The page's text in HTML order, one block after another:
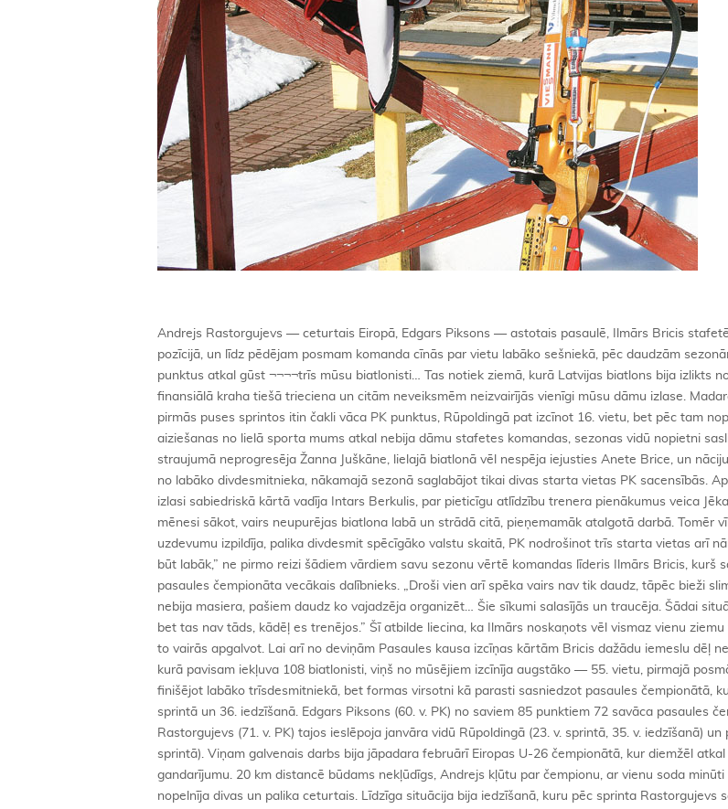
Andrejs Rastorgujevs — ceturtais Eiropā, Edgars Piksons — astotais pasaulē, Ilmārs Bricis stafetē Latviju paceļ ceturtajā pozīcijā, un līdz pēdējam posmam komanda cīnās par vietu labāko sešniekā, pēc daudzām sezonām Pasaules kausa izcīņas punktus atkal gūst ¬¬¬¬trīs mūsu biatlonisti… Tas notiek ziemā, kurā Latvijas biatlons bija izlikts nosalšanai bada nāvē. No finansiālā kraha tiešā trieciena un citām neveiksmēm neizvairījās vienīgi mūsu dāmu izlase. Madara Līduma gan sezonas pirmās puses sprintos itin čakli vāca PK punktus, Rūpoldingā pat izcīnot 16. vietu, bet pēc tam noplaka. Pēc Līgas Glāzeres aiziešanas no lielā sporta mums atkal nebija dāmu stafetes komandas, sezonas vidū nopietni saslima Gerda Krūmiņa, cerētā straujumā neprogresēja Žanna Juškāne, lielajā biatlonā vēl nespēja iejusties Anete Brice, un nāciju vērtējumā Latvija izkrita no labāko divdesmitnieka, nākamajā sezonā saglabājot tikai divas starta vietas PK sacensībās. Apvienoto dāmu un kungu izlasi sabiedriskā kārtā vadīja Intars Berkulis, par pieticīgu atlīdzību trenera pienākumus veica Jēkabs Nākums, kurš, ar šo mēnesi sākot, vairs neupurējas biatlona labā un strādā citā, pieņemamāk atalgotā darbā. Tomēr vīru komanda savu uzdevumu izpildīja, palika divdesmit spēcīgāko valstu skaitā, PK nodrošinot trīs starta vietas arī nākamsezon. „Noteikti varēja būt labāk,” ne pirmo reizi šādiem vārdiem savu sezonu vērtē komandas līderis Ilmārs Bricis, kurš savos 40 gados bija pasaules čempionāta vecākais dalībnieks. „Droši vien arī spēka vairs nav tik daudz, tāpēc bieži slimoju. Nebija sava trenera, nebija masiera, pašiem daudz ko vajadzēja organizēt… Šie sīkumi salasījās un traucēja. Šādai situācijai rezultāts nav slikts, bet tas nav tāds, kādēļ es trenējos.” Šī atbilde liecina, ka Ilmārs noskaņots vēl vismaz vienu ziemu turpināt, kaut gan publiski to vairās apgalvot. Lai arī no deviņām Pasaules kausa izcīņas kārtām Bricis dažādu iemeslu dēļ nestartēja četrās, PK rangā, kurā pavisam iekļuva 108 biatlonisti, viņš no mūsējiem izcīnīja augstāko — 55. vietu, pirmajā posmā visās trijās disciplīnās finišējot labāko trīsdesmitniekā, bet formas virsotni kā parasti sasniedzot pasaules čempionātā, kur meistars izcīnīja 20. vietu sprintā un 36. iedzīšanā. Edgars Piksons (60. v. PK) no saviem 85 punktiem 72 savāca pasaules čempionātā. Andrejs Rastorgujevs (71. v. PK) tajos ieslēpoja janvāra vidū Rūpoldingā (23. v. sprintā, 35. v. iedzīšanā) un pēc tam Anholcā (20. v. sprintā). Viņam galvenais darbs bija jāpadara februārī Eiropas U-26 čempionātā, kur diemžēl atkal viena lode aiznesa pilnīgu gandarījumu. 20 km distancē būdams nekļūdīgs, Andrejs kļūtu par čempionu, ar vienu soda minūti būtu vicečempions. Viņš nopelnīja divas un palika ceturtais. Līdzīga situācija bija iedzīšanā, kuru pēc sprinta Rastorgujevs sāka no 8. pozīcijas 47 sekundes aiz līdera. 12,5 km distancē ar četrām šautuvēm alūksnietis kļūdījās piecas reizes, bet uzvarētājam zaudēja tikai minūti, izcīnot 7. vietu. Pasaules čempionātā labāko simtniekā iekļuva arī komandas debitanti Toms Praulītis un Rolands Pužulis. Šajos laikos tas nav apsmaidāms rezultāts, jo uz starta stājās vairāk nekā 120 vīri. Kā izmantot šo sekmīgi pārdzīvoto krīzi un atsevišķos sezonas spožumus, lai tie nepaliktu tikai skaistām atmiņām nākotnē? Šo jautājumu atrisināšana noteiks mūsu biatlona turpmāko nākotni, kas būtībā joprojām ir labilā pozīcijā. Strauja neveiksmīga kustība to var pagrūst arī kritienam. Turklāt jau nākamsezon sāksies atlase Soču olimpiskajām spēlēm. Olimpiskā kvalifikācija tiks veikta, ņemot vērā rezultātus tikai divos pasaules čempionātos — nākamajā un aiznākamajā. Nule kā biatlons kļuvis vēl vērtīgāks — olimpiskajās spēlēs tas papildināts ar vēl vienu disciplīnu — jaukto stafeti, un Sočos šajā sporta veidā jau izcīnīs vienpadsmit medaļu komplektus. Dainis CAUNE Foto: Dainis Caune, Sports Jānis Bērziņš, Latvijas Biatlona federācijas prezidents: Striktāki noteikumi „Nākamā PK sezona sadalīta striktos trimestros. Tas nozīmē, ka nākamās ziemas pirmajiem trim PK posmiem varam pieteikt tikai Madaru Līdumu, Ilmāru Brici, Edgaru Piksonu, Andreju Rastorgujevu un Jāni Bērziņu. Pārējiem trimestra robežās jācenšas kvalificēties IBU kausa izcīņās, kas izdarāms, vidējam labāko trijnieka rezultātam nezaudējot vairāk par 15 procentiem. Nevarēs tā kā iepriekšējā ziemā — šodien kvalificējos un rīt jau startēju Pasaules kausā. Turklāt IBU kausa izcīņā starptautiskā federācija mums daļēji apmaksā tikai triju dāmu un kungu līdzdalību. Ceturtā sportista starta izmaksas jau pilnībā jāsedz pašiem. Startiem IBU īpaši gatavosim jaunos večus — Tomu Praulīti, Rolandu Pužuli un Artūru Koļesņikovu. Biatlonā paliek arī visas šīssezonas dāmas, kurām, iespējams, pievienosies Baiba Bendika un varbūt vēl kāda. Pēc vasaras sacensību rezultātiem veidosim rangu, kas izšķirs pirmās un otrās izlases sastāvu. Plānojam daudz nopietnāku darbu ar junioriem un labākajiem jauniešiem. Katru mēnesi 12—18 dienu treniņnometnēs ar viņiem strādās Valdis Bērziņš, kuram, ceru, neatteiksies palīdzēt Jēkabs Nākums. Izlasi turpinās vadīt Intars Berkulis. Otrā trenera vieta vēl vakanta. Struktūru galīgi sakārtosim, kad būs zināmas mūsu pozīcijas Latvijas Olimpiskajā vienībā.” Intars Berkulis, Latvijas izlases galvenais treneris: Nepieciešama profesionālāka pieeja „Pierādījām, ka vajadzīga neliela veiksme, un darbs dod rezultātus. Tiesa, tie sasniegti uz iepriekšējo gadu bāzes ar minimālu ieguldījumu. Bet aizvadīto sezonu sākām ar mīnus 10 000 latu. Nākamo — jau ar plusiem. Būs cita, labāka, situācija. Kopumā nepieciešama daudz profesionālāka pieeja. Būtiski daudz kvalitatīvāk strādāt ar jauniešiem un junioriem. Citādi nogrimsim.” Kas jādara, lai aizvadītās sezonas veiksmes un arī neveiksmes izmantotu biatlona spožākas nākotnes veidošanai? To vaicājām mūsu lieliskā četrinieka vīriem, kam visiem ir augstākā izglītība sporta pedagoģijā, Ilmāram Bricim pat maģistra grāds. Jēkabs Nākums: Jāveido iekšējā konkurence „Aizvadītajā sezonā ļāvām katram savā telpā patrenēties un tikt galā ar sevi. Situācija bija tāda, ka šāda attieksme noderēja, bet, ja tā turpināsies, sāksies regress. Tagad jāveido iekšējā konkurence, lai viens no otra var mācīties, lai notiek pilnveidošanās. Mēs savulaik arī berzāmies cits gar citu, bija pat konflikti, bet Urbanovičs spēja tos atrisināt, un kopējais līmenis auga. Pat treniņos mums bija vēlme citam citu uzvarēt. Šī noskaņa katru cēla uz augšu.” Gundars Upenieks: Ilmārs darbojas kā spēlējošais treneris „Jābūt mērķim. Mazākais — Soču olimpiskajās spēlēs startē nevis daži biatlonisti, bet komanda. Ilmārs vēl turpina trenēties un darbojas kā spēlējošais treneris. Komandā ir līderis, kam līdzināties un no kā mācīties. Edgars un Andrejs ir vīri, kas sevi jau apliecinājuši. Viņiem un Jānim Bērziņam junioram palīgos jāsauc vēl kāds no tiem, kas pēc Vankūveras no biatlona aizgāja. Dažos gados līdz pienācīgam izlases līmenim jāizaudzina divi trīs jaunie. Kā to izdarīt, tas jau ir cits jautājums. Ar izlasi jāstrādā galvenajam trenerim un viņa palīgam.” Ilmārs Bricis: Es varētu nodot pieredzi „Es varētu komandā savu pieredzi nodot citiem. Bet ar nosacījumu, ka komandā jābūt arī jaunajiem. Nav tā, ka viņu mums trūktu. Dažu ārzemju komandu pārstāvji ir painteresējušies, ko domāju par trenera karjeru. Es šajā profesijā saskatu savu nākotni, bet Latvijā par šādu iespējamību ar mani neviens nav ieminējies pat pušplēstu vārdu.” Oļegs Maļuhins: Viena sistēma neder „Situācija ir gan vienkārša, gan sarežģīta. It kā jāatrod tikai nauda un talantīgs treneris. Bet izlasē ir triju paaudžu sportisti, katram ir atšķirīgas prasības un vajadzības. Bricis un Piksons var strādāt patstāvīgi. Lai turpinātos Rastorgujeva izaugsme, viņam blakus vajadzīgs ļoti labs speciālists. Vēl citādākā situācijā ir tie, kas tikai gatavojas ienākt izlasē. Katrs stāv uz sava pakāpiena. Viena treniņu sistēma, kā tas bija manos laikos, kad visi četri bijām līdzīgi, neder.” Pasaules kausa izcīņa Dāmas (punktus izcīnījušas 97) 1. Kaisa Mekereinena (Somija) 1005 p.